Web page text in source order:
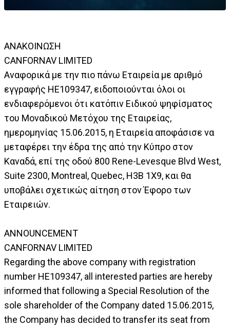
ΑΝΑΚΟΙΝΩΣΗ
CANFORNAV LIMITED
Αναφορικά με την πιο πάνω Εταιρεία με αριθμό
εγγραφής HE109347, ειδοποιούνται όλοι οι
ενδιαφερόμενοι ότι κατόπιν Ειδικού ψηφίσματος
του Μοναδικού Μετόχου της Εταιρείας,
ημερομηνίας 15.06.2015, η Εταιρεία αποφάσισε να
μεταφέρει την έδρα της από την Κύπρο στον
Καναδά, επί της οδού 800 Rene-Levesque Blvd West,
Suite 2300, Montreal, Quebec, H3B 1X9, και θα
υποβάλει σχετικώς αίτηση στον Έφορο των
Εταιρειών.
ANNOUNCEMENT
CANFORNAV LIMITED
Regarding the above company with registration
number HE109347, all interested parties are hereby
informed that following a Special Resolution of the
sole shareholder of the Company dated 15.06.2015,
the Company has decided to transfer its seat from